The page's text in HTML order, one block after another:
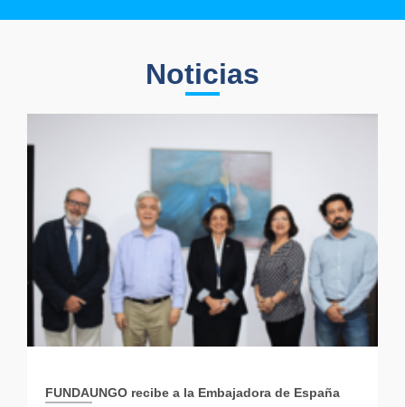
Noticias
FUNDAUNGO recibe a la Embajadora de España